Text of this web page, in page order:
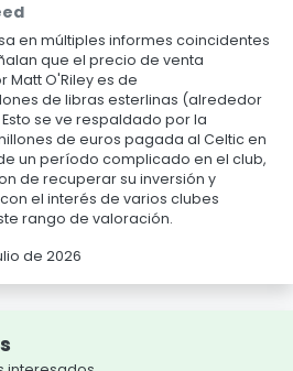
en múltiples informes coincidentes
que el precio de venta
Matt O'Riley es de
de libras esterlinas (alrededor
se ve respaldado por la
de euros pagada al Celtic en
un período complicado en el club,
de recuperar su inversión y
el interés de varios clubes
rango de valoración.
de 2026